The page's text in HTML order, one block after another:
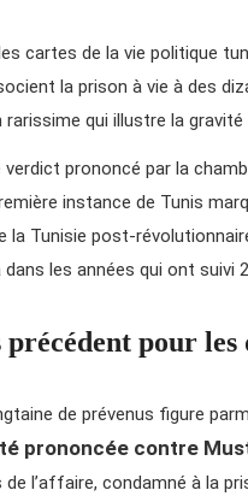
cartes de la vie politique
la prison à vie à des
qui illustre la
prononcé par la
instance de Tunis
Tunisie post-
les années qui ont suivi
précédent pour
de prévenus figure
prononcée contre
l’affaire, condamné à la